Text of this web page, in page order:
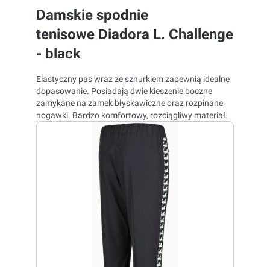
Damskie spodnie
tenisowe Diadora L. Challenge
- black
Elastyczny pas wraz ze sznurkiem zapewnią idealne
dopasowanie. Posiadają dwie kieszenie boczne
zamykane na zamek błyskawiczne oraz rozpinane
nogawki. Bardzo komfortowy, rozciągliwy materiał.